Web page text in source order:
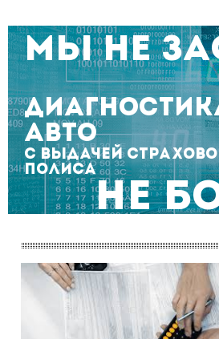
МЫ НЕ
авто
с выдачей
полиса
не